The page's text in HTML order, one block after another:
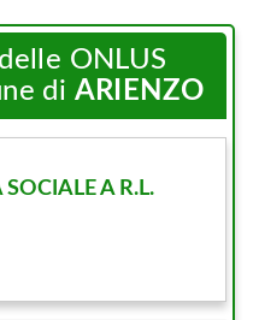
ONLUS
di ARIENZO
A R.L.